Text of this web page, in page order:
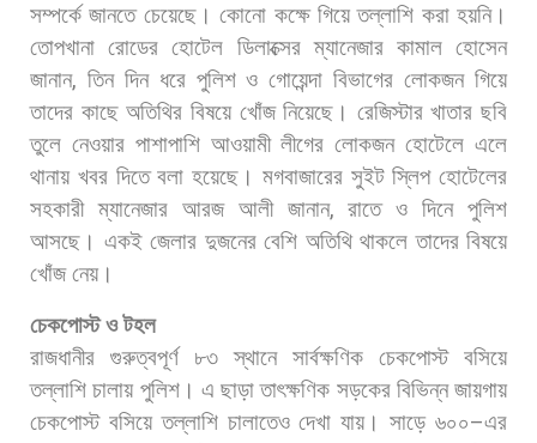
সম্পর্কে জানতে চেয়েছে। কোনো কক্ষে গিয়ে তল্লাশি করা হয়নি।
তোপখানা রোডের হোটেল ডিলাক্সের ম্যানেজার কামাল হোসেন
জানান, তিন দিন ধরে পুলিশ ও গোয়েন্দা বিভাগের লোকজন গিয়ে
তাদের কাছে অতিথির বিষয়ে খোঁজ নিয়েছে। রেজিস্টার খাতার ছবি
তুলে নেওয়ার পাশাপাশি আওয়ামী লীগের লোকজন হোটেলে এলে
থানায় খবর দিতে বলা হয়েছে। মগবাজারের সুইট স্লিপ হোটেলের
সহকারী ম্যানেজার আরজ আলী জানান,রাতে ও দিনে পুলিশ
আসছে। একই জেলার দুজনের বেশি অতিথি থাকলে তাদের বিষয়ে
খোঁজ নেয়।
চেকপোস্ট ও টহল
রাজধানীর
গুরুত্বপূর্ণ ৮৩ স্থানে সার্বক্ষণিক চেকপোস্ট
বসিয়ে
তল্লাশি চালায় পুলিশ। এ ছাড়া তাৎক্ষণিক সড়কের বিভিন্ন জায়গায়
চেকপোস্ট বসিয়ে তল্লাশি চালাতেও দেখা যায়। সাড়ে ৬০০–এর